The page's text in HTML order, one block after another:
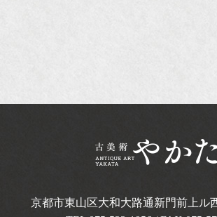
京都市東山区大和大路通新門前上ル